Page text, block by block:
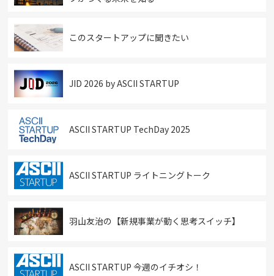
このスタートアップに聞きたい
JID 2026 by ASCII STARTUP
ASCII STARTUP TechDay 2025
ASCII STARTUP ライトニングトーク
羽山友治の【新規事業が動く思考スイッチ】
ASCII STARTUP 今週のイチオシ！